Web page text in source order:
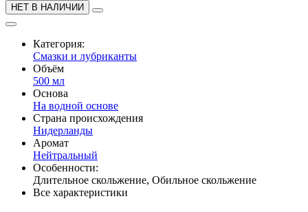
НЕТ В НАЛИЧИИ
Категория:
Смазки и лубриканты
Объём
500 мл
Основа
На водной основе
Страна происхождения
Нидерланды
Аромат
Нейтральный
Особенности:
Длительное скольжение, Обильное скольжение
Все характеристики